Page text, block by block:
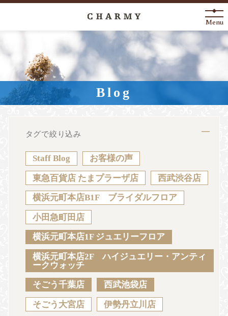
New Arrival
About
Engagement Ring
Anniversary
News Blog
Sustainability Voice Catalog
JA EN CH KO
Menu
Blog
タグで絞り込み
Staff Blog お客様の声
東急百貨店 たまプラーザ店 西武渋谷店
横浜元町本店B1F ブライダルフロア
小田急町田店
横浜元町本店1F ジュエリーフロア
横浜元町本店2F ハイジュエリー・アンティ
ークウォッチ
そごう千葉店 西武池袋店
そごう大宮店 伊勢丹立川店